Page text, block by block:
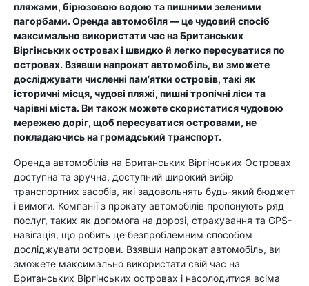
пляжами, бірюзовою водою та пишними зеленими
пагорбами. Оренда автомобіля — це чудовий спосіб
максимально використати час на Британських
Віргінських островах і швидко й легко пересуватися по
островах. Взявши напрокат автомобіль, ви зможете
досліджувати численні пам’ятки островів, такі як
історичні місця, чудові пляжі, пишні тропічні ліси та
чарівні міста. Ви також можете скористатися чудовою
мережею доріг, щоб пересуватися островами, не
покладаючись на громадський транспорт.
Оренда автомобілів на Британських Віргінських Островах
доступна та зручна, доступний широкий вибір
транспортних засобів, які задовольнять будь-який бюджет
і вимоги. Компанії з прокату автомобілів пропонують ряд
послуг, таких як допомога на дорозі, страхування та GPS-
навігація, що робить це безпроблемним способом
досліджувати острови. Взявши напрокат автомобіль, ви
зможете максимально використати свій час на
Британських Віргінських островах і насолодитися всіма